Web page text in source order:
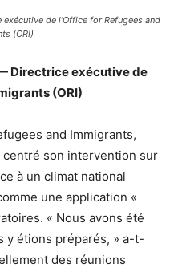
de l’Office for Refugees and
(ORI)
Directrice exécutive de
(ORI)
and Immigrants,
centré son intervention sur
à un climat national
une application «
« Nous avons été
y étions préparés, » a-t-
des réunions